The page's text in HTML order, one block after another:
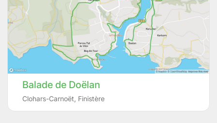
Balade de Doëlan
Clohars-Carnoët Finistère